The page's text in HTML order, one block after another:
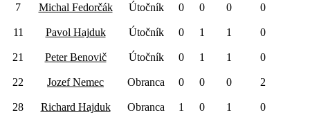
7 Michal Fedorčák Útočník 0 0 0 0
11 Pavol Hajduk Útočník 0 1 1 0
21 Peter Benovič Útočník 0 1 1 0
22 Jozef Nemec Obranca 0 0 0 2
28 Richard Hajduk Obranca 1 0 1 0